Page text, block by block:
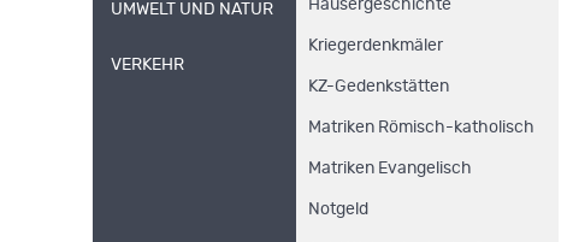
Häusergeschichte
Kriegerdenkmäler
KZ-Gedenkstätten
Matriken Römisch-katholisch
Matriken Evangelisch
Notgeld
UMWELT UND NATUR
VERKEHR